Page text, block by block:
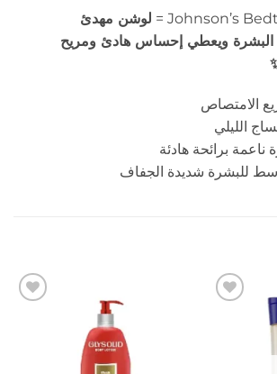
Johnson’s
لوشن مهدئ
ويعطي إحساس هادئ ومريح
الامتصاص
الليلي
برائحة هادئة
للبشرة شديدة الجفاف